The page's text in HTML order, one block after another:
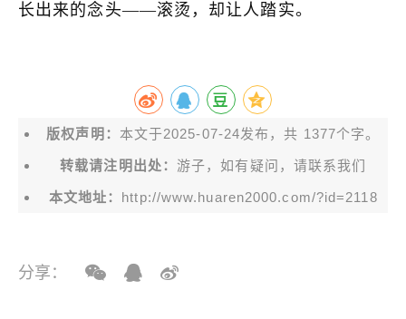
长出来的念头——滚烫，却让人踏实。
版权声明： 本文于2025-07-24发布，共 1377个字。
转载请注明出处： 游子，如有疑问，请联系我们
本文地址： http://www.huaren2000.com/?id=2118
分享：